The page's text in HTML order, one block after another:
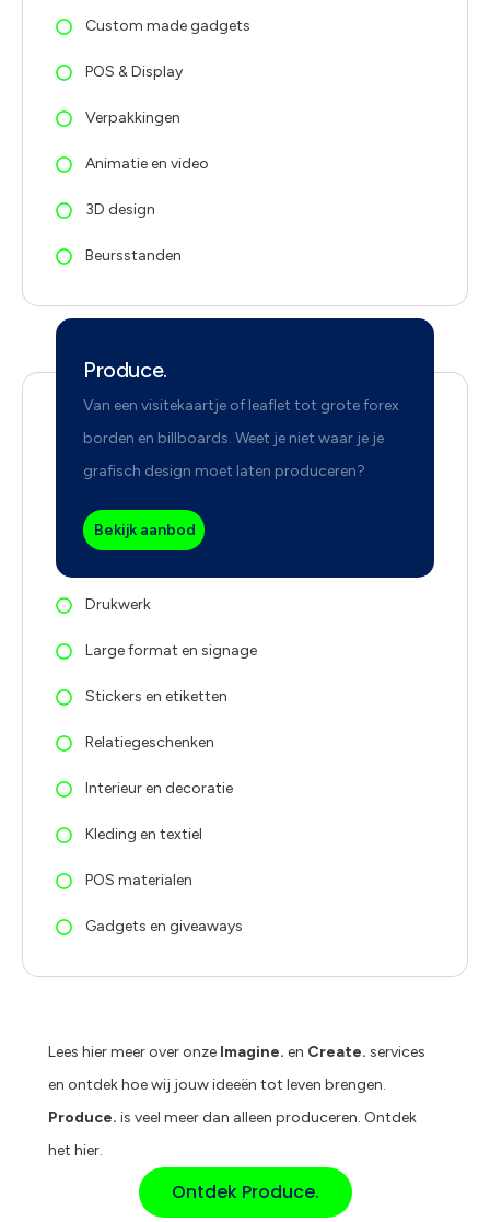
Custom made gadgets
POS & Display
Verpakkingen
Animatie en video
3D design
Beursstanden
Produce.
Van een visitekaartje of leaflet tot grote forex
borden en billboards. Weet je niet waar je je
grafisch design moet laten produceren?
Bekijk aanbod
Drukwerk
Large format en signage
Stickers en etiketten
Relatiegeschenken
Interieur en decoratie
Kleding en textiel
POS materialen
Gadgets en giveaways
Lees hier meer over onze Imagine. en Create. services
en ontdek hoe wij jouw ideeën tot leven brengen.
Produce. is veel meer dan alleen produceren. Ontdek
het hier.
Ontdek Produce.